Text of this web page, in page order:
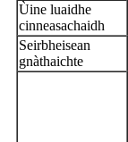
Ùine luaidhe
cinneasachaidh
Seirbheisean
gnàthaichte